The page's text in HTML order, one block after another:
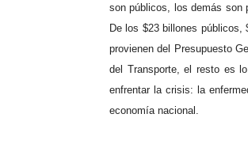
son públicos, los demás son
De los $23 billones
provienen del Presupuesto
del Transporte, el resto es
enfrentar la crisis: la
economía nacional.